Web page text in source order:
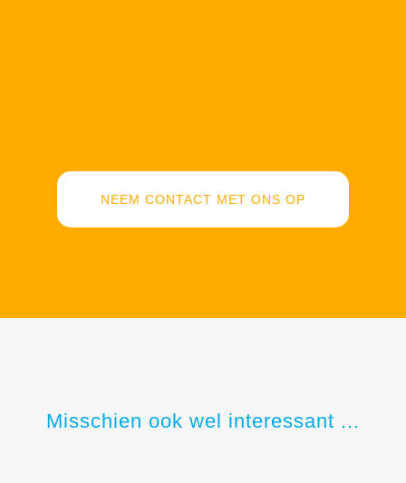
NEEM CONTACT MET ONS OP
Misschien ook wel interessant ...